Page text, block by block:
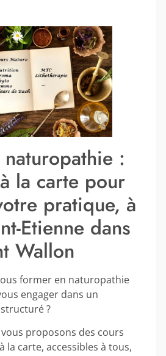
:
la carte pour
pratique, à
Etienne dans
Wallon
former en naturopathie
engager dans un
?
vous proposons des cours
la carte, accessibles à tous,